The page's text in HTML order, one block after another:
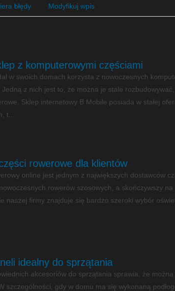
błędy Modyfikuj wpis
z komputerowymi częściami
w swoich domach korzysta z nowoczesnych
Jedną z nich jest to, że można je stale
Sklep internetowy B Mobile posiada w stałej
t...
rowerowe dla klientów
online jest jednym z największych dostawców
rowerów szosowych, a skończywszy
naszej firmy znajduje się bardzo szeroki wybór
idealny do sprzątania
akcesoriów do sprzątania sprawia, że
szczególności, gdy w domu ma się wykonaną